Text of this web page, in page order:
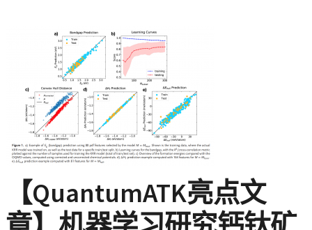
【QuantumATK亮点文